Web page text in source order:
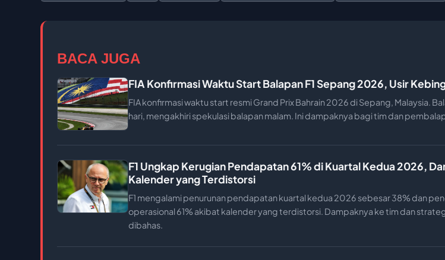
BACA JUGA
FIA Konfirmasi Waktu Start Balapan F1 Sepang 2026, Usir
FIA konfirmasi waktu start resmi Grand Prix Bahrain 2026 di Sepang, Malaysia.
hari, mengakhiri spekulasi balapan malam. Ini dampaknya bagi tim dan
F1 Ungkap Kerugian Pendapatan 61% di Kuartal Kedua 2026,
Kalender yang Terdistorsi
F1 mengalami penurunan pendapatan kuartal kedua 2026 sebesar 38% dan
operasional 61% akibat kalender yang terdistorsi. Dampaknya ke tim dan
dibahas.